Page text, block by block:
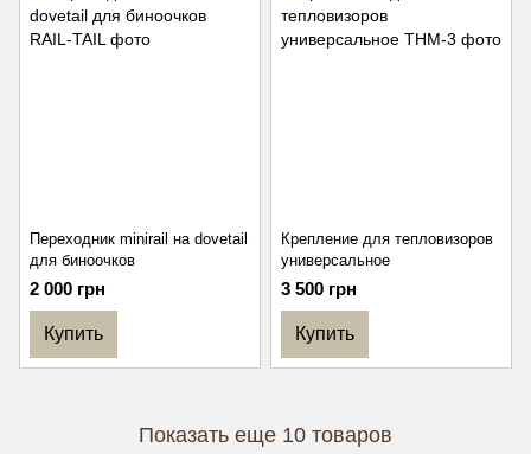
Переходник minirail на dovetail
для биноочков
2 000 грн
Купить
Крепление для тепловизоров
универсальное
3 500 грн
Купить
Показать еще 10 товаров